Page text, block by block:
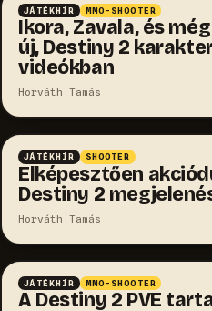
JÁTÉKHÍR MMO-SHOOTER
Ikora, Zavala, és
új, Destiny 2
videókban
Horváth Tamás
JÁTÉKHÍR SHOOTER
Elképesztően
Destiny 2
Horváth Tamás
JÁTÉKHÍR MMO-SHOOTER
A Destiny 2 PVE